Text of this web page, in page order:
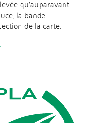
qu’auparavant.
la bande
de la carte.